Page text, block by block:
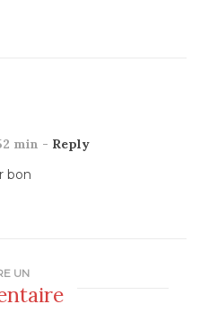
min - Reply
bon
UN